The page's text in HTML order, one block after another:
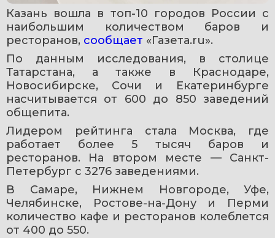
Казань вошла в топ-10 городов России с
наибольшим количеством баров и
ресторанов, сообщает «Газета.ru».
По данным исследования, в столице
Татарстана, а также в Краснодаре,
Новосибирске, Сочи и Екатеринбурге
насчитывается от 600 до 850 заведений
общепита.
Лидером рейтинга стала Москва, где
работает более 5 тысяч баров и
ресторанов. На втором месте — Санкт-
Петербург с 3276 заведениями.
В Самаре, Нижнем Новгороде, Уфе,
Челябинске, Ростове-на-Дону и Перми
количество кафе и ресторанов колеблется
от 400 до 550.